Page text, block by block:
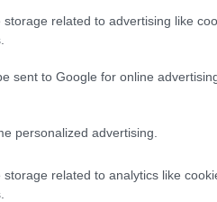
related to advertising like
sent to Google for online
personalized advertising.
related to analytics like
40, 60 és 80 cm-es méretben és
Ideális ajándék és party-